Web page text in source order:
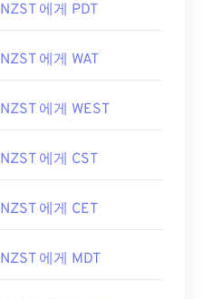
NZST 에게 PDT
NZST 에게 WAT
NZST 에게 WEST
NZST 에게 CST
NZST 에게 CET
NZST 에게 MDT